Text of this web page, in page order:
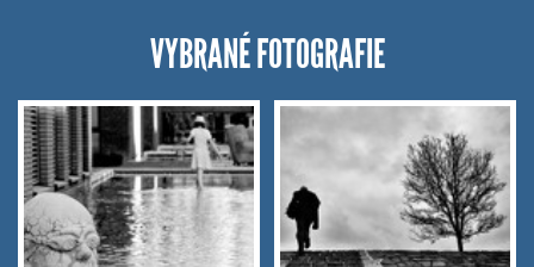
VYBRANÉ FOTOGRAFIE